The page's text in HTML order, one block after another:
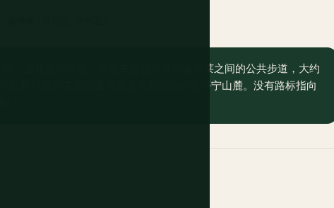
一座开放的塔楼，而是来自切斯塔和蒙塔莱之间的公共步道，大约
同时看到东边的亚得里亚海和西边的亚平宁山麓。没有路标指向
。